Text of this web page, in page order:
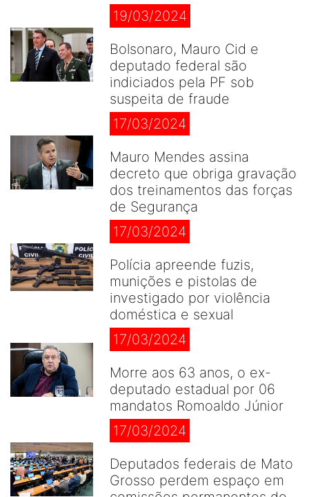
19/03/2024
Bolsonaro, Mauro Cid e
deputado federal são
indiciados pela PF sob
suspeita de fraude
17/03/2024
Mauro Mendes assina
decreto que obriga gravação
dos treinamentos das forças
de Segurança
17/03/2024
Polícia apreende fuzis,
munições e pistolas de
investigado por violência
doméstica e sexual
17/03/2024
Morre aos 63 anos, o ex-
deputado estadual por 06
mandatos Romoaldo Júnior
17/03/2024
Deputados federais de Mato
Grosso perdem espaço em